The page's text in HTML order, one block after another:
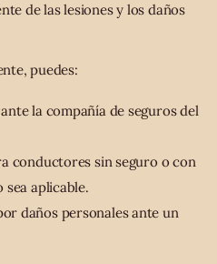
de las lesiones y los daños
puedes:
la compañía de seguros del
conductores sin seguro o con
aplicable.
daños personales ante un